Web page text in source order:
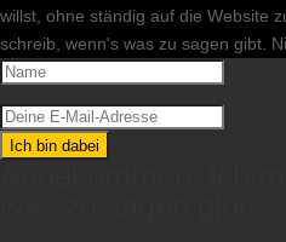
willst, ohne ständig auf die Website
schreib, wenn's was zu sagen gibt.
Ich bin dabei